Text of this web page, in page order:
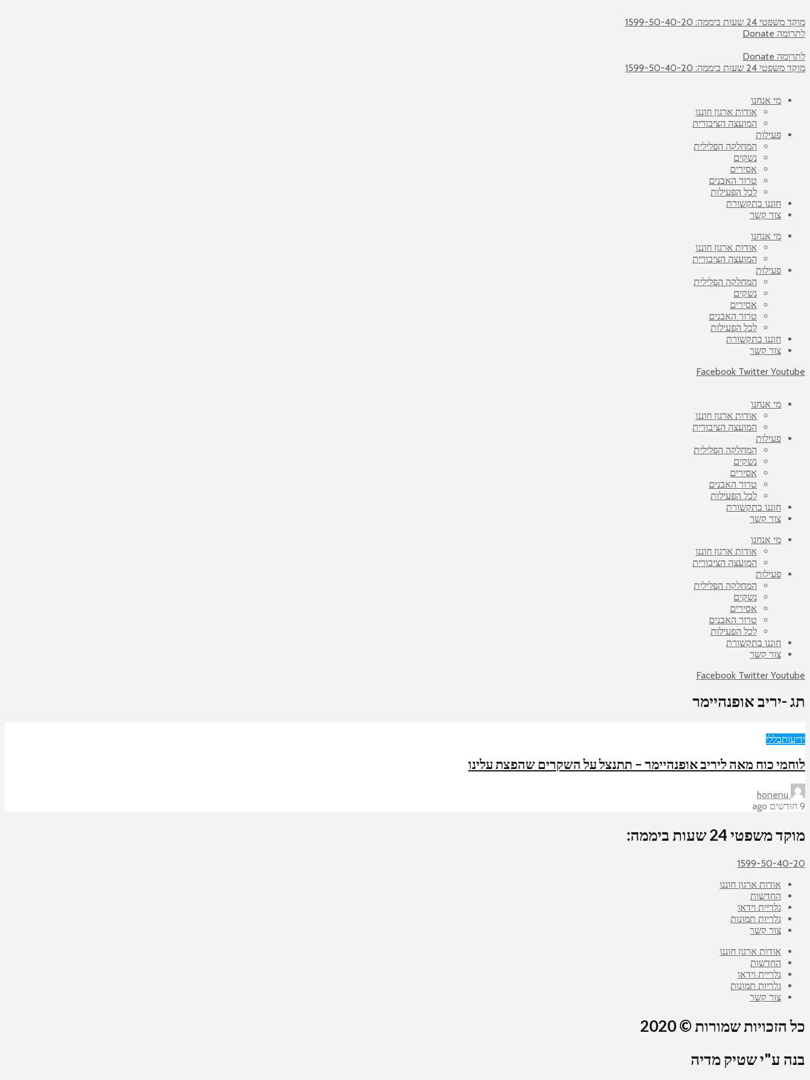
מוקד משפטי 24 שעות ביממה: 1599-50-40-20
לתרומה Donate
לתרומה Donate
מוקד משפטי 24 שעות ביממה: 1599-50-40-20
מי אנחנו
אודות ארגון חוננו
המועצה הציבורית
פעילות
המחלקה הפלילית
נשקים
אסירים
טרור האבנים
לכל הפעילות
חוננו בתקשורת
צור קשר
מי אנחנו
אודות ארגון חוננו
המועצה הציבורית
פעילות
המחלקה הפלילית
נשקים
אסירים
טרור האבנים
לכל הפעילות
חוננו בתקשורת
צור קשר
Facebook Twitter Youtube
מי אנחנו
אודות ארגון חוננו
המועצה הציבורית
פעילות
המחלקה הפלילית
נשקים
אסירים
טרור האבנים
לכל הפעילות
חוננו בתקשורת
צור קשר
מי אנחנו
אודות ארגון חוננו
המועצה הציבורית
פעילות
המחלקה הפלילית
נשקים
אסירים
טרור האבנים
לכל הפעילות
חוננו בתקשורת
צור קשר
Facebook Twitter Youtube
תג -יריב אופנהיימר
ידיעותכללי
לוחמי כוח מאה ליריב אופנהיימר – תתנצל על השקרים שהפצת עלינו
9 חודשים ago
מוקד משפטי 24 שעות ביממה:
1599-50-40-20
אודות ארגון חוננו
החדשות
גלריית וידאו
גלריות תמונות
צור קשר
אודות ארגון חוננו
החדשות
גלריית וידאו
גלריות תמונות
צור קשר
כל הזכויות שמורות © 2020
בנה ע"י שטיק מדיה